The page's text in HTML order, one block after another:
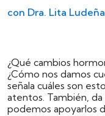
con Dra. Lita Ludeña
¿Qué cambios
¿Cómo nos damos
señala cuáles son
atentos. También,
podemos apoyarlos